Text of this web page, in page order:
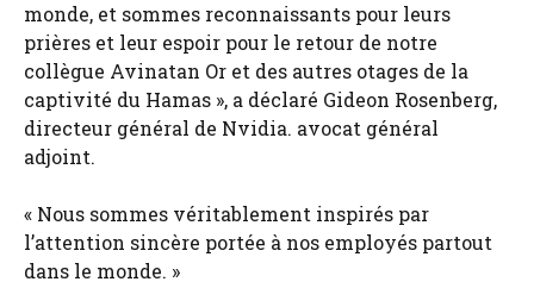
monde, et sommes reconnaissants pour leurs
prières et leur espoir pour le retour de notre
collègue Avinatan Or et des autres otages de la
captivité du Hamas », a déclaré Gideon Rosenberg,
directeur général de Nvidia. avocat général
adjoint.
« Nous sommes véritablement inspirés par
l’attention sincère portée à nos employés partout
dans le monde. »